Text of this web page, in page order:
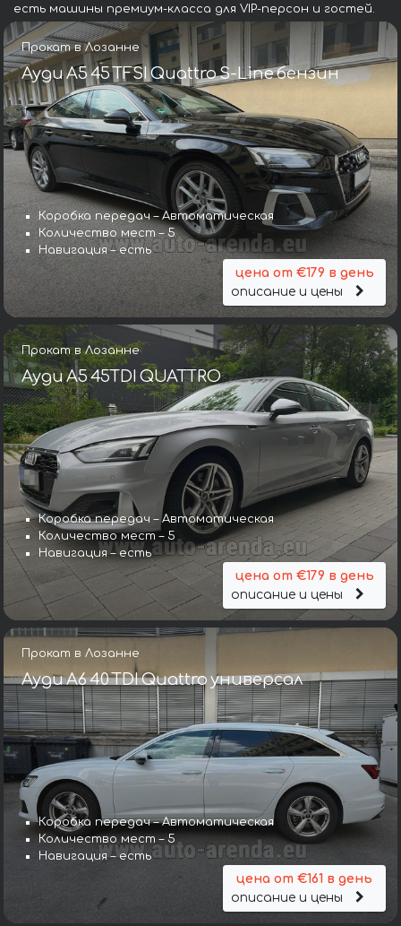
есть машины премиум-класса для VIP-персон и гостей.
Прокат в Лозанне
Ауди A5 45 TFSI Quattro S-Line бензин
Коробка передач – Автоматическая
Количество мест – 5
Навигация – есть
цена от €179 в день
описание и цены
Прокат в Лозанне
Ауди A5 45TDI QUATTRO
Коробка передач – Автоматическая
Количество мест – 5
Навигация – есть
цена от €179 в день
описание и цены
Прокат в Лозанне
Ауди A6 40 TDI Quattro универсал
Коробка передач – Автоматическая
Количество мест – 5
Навигация – есть
цена от €161 в день
описание и цены